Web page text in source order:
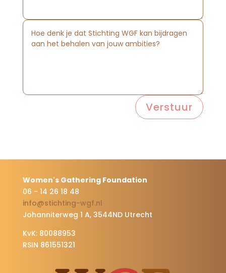
Verstuur
Women's Gathering Foundation
06 - 14 26 18 48
info@stichting-wgf.nl
Johanniterweg 1 A, 3544ND Utrecht
KvK: 80088953
RSIN 861551321